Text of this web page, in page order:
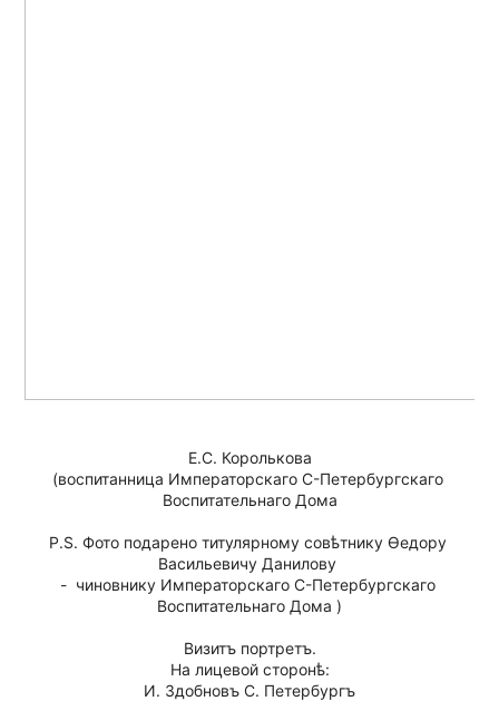
Е.С. Королькова
(воспитанница Императорскаго С-Петербургскаго
Воспитательнаго Дома
P.S. Фото подарено титулярному совѣтнику Ѳедору
Васильевичу Данилову
-  чиновнику Императорскаго С-Петербургскаго
Воспитательнаго Дома )
Визитъ портретъ.
На лицевой сторонѣ:
И. Здобновъ С. Петербургъ